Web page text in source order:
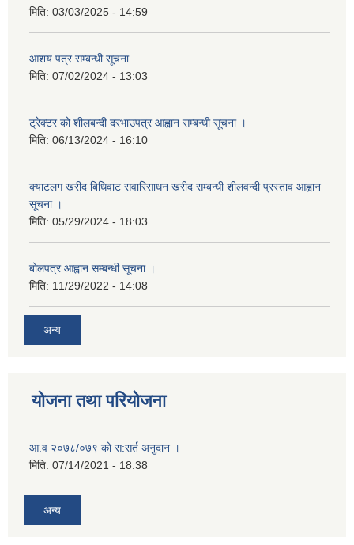
मिति: 03/03/2025 - 14:59
आशय पत्र सम्बन्धी सूचना
मिति: 07/02/2024 - 13:03
ट्रेक्टर को शीलबन्दी दरभाउपत्र आह्वान सम्बन्धी सूचना ।
मिति: 06/13/2024 - 16:10
क्याटलग खरीद बिधिवाट सवारिसाधन खरीद सम्बन्धी शीलवन्दी प्रस्ताव आह्वान
सूचना ।
मिति: 05/29/2024 - 18:03
बोलपत्र आह्वान सम्बन्धी सूचना ।
मिति: 11/29/2022 - 14:08
अन्य
योजना तथा परियोजना
आ.व २०७८/०७९ को स:सर्त अनुदान ।
मिति: 07/14/2021 - 18:38
अन्य